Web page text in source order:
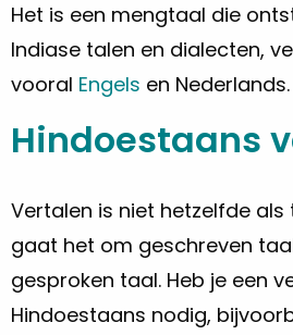
Het is een mengtaal die
Indiase talen en dialecten,
vooral Engels en Nederlands.
Hindoestaans
Vertalen is niet hetzelfde als
gaat het om geschreven
gesproken taal. Heb je een
Hindoestaans nodig,